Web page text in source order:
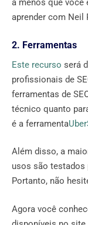
a menos que você
aprender com Neil
2. Ferramentas
Este recurso será
profissionais de
ferramentas de
técnico quanto
é a ferramenta
Além disso, a
usos são
Portanto, não
Agora você